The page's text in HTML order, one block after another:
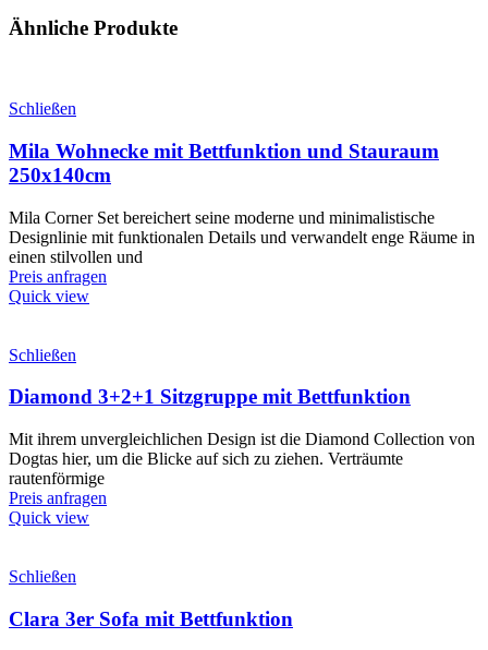
Ähnliche Produkte
Schließen
Mila Wohnecke mit Bettfunktion und Stauraum
250x140cm
Mila Corner Set bereichert seine moderne und minimalistische
Designlinie mit funktionalen Details und verwandelt enge Räume in
einen stilvollen und
Preis anfragen
Quick view
Schließen
Diamond 3+2+1 Sitzgruppe mit Bettfunktion
Mit ihrem unvergleichlichen Design ist die Diamond Collection von
Dogtas hier, um die Blicke auf sich zu ziehen. Verträumte
rautenförmige
Preis anfragen
Quick view
Schließen
Clara 3er Sofa mit Bettfunktion